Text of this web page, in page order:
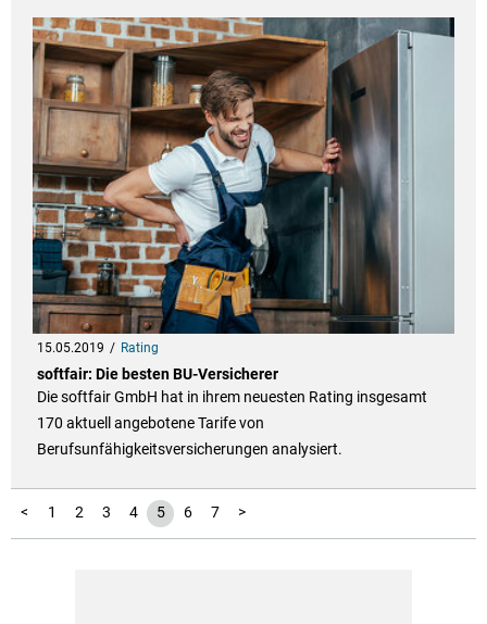
15.05.2019 Rating
softfair: Die besten BU-Versicherer
Die softfair GmbH hat in ihrem neuesten Rating insgesamt
170 aktuell angebotene Tarife von
Berufsunfähigkeitsversicherungen analysiert.
< 1 2 3 4 5 6 7 >